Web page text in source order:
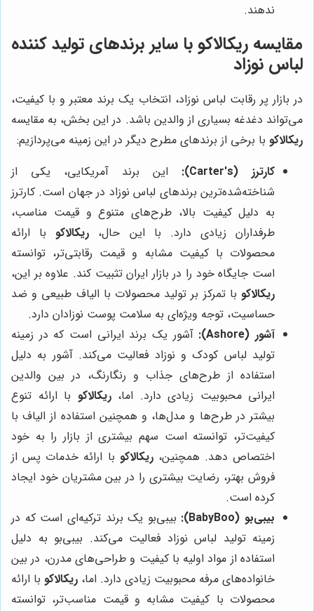
ندهند.
مقایسهریکالاکو با سایر برندهای تولید کننده
لباس نوزاد
در بازار پر رقابت لباس نوزاد، انتخاب یک برند معتبر و با کیفیت،
می‌تواند دغدغه بسیاری از والدین باشد. در این بخش، به مقایسه
ریکالاکو با برخی از برندهای مطرح دیگر در این زمینه می‌پردازیم:
کارترز (Carter's):
این برند آمریکایی، یکی از
شناخته‌شده‌ترین برندهای لباس نوزاد در جهان است. کارترز
به دلیل کیفیت بالا، طرح‌های متنوع و قیمت مناسب،
طرفداران زیادی دارد. با این حال، ریکالاکوبا ارائه
محصولات با کیفیت مشابه و قیمت رقابتی‌تر، توانسته
است جایگاه خود را در بازار ایران تثبیت کند. علاوه بر این،
ریکالاکو با تمرکز بر تولید محصولات با الیاف طبیعی و ضد
حساسیت، توجه ویژه‌ای به سلامت پوست نوزادان دارد.
آشور (Ashore):
آشور یک برند ایرانی است که در زمینه
تولید لباس کودک و نوزاد فعالیت می‌کند. آشور به دلیل
استفاده از طرح‌های جذاب و رنگارنگ، در بین والدین
ایرانی محبوبیت زیادی دارد. اما،ریکالاکو با ارائه تنوع
بیشتر در طرح‌ها و مدل‌ها، و همچنین استفاده از الیاف با
کیفیت‌تر، توانسته است سهم بیشتری از بازار را به خود
اختصاص دهد. همچنین،ریکالاکو با ارائه خدمات پس از
فروش بهتر، رضایت بیشتری را در بین مشتریان خود ایجاد
کرده است.
بیبی‌بو (BabyBoo):
بیبی‌بو یک برند ترکیه‌ای است که در
زمینه تولید لباس نوزاد فعالیت می‌کند. بیبی‌بو به دلیل
استفاده از مواد اولیه با کیفیت و طراحی‌های مدرن، در بین
خانواده‌های مرفه محبوبیت زیادی دارد. اما، ریکالاکو با ارائه
محصولات با کیفیت مشابه و قیمت مناسب‌تر، توانسته